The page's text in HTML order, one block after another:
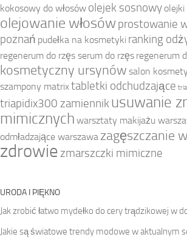
kokosowy do włosów olejek sosnowy
olejowanie włosówprostowanie
poznań pudełka na kosmetyki ranking
regenerum do rzęs serum do rzęs regenerum
kosmetyczny ursynów salon
szampony matrixtabletki odchudzające
triapidix300 zamiennikusuwanie
mimicznych warsztaty makijażu
odmładzające warszawa zagęszczanie
zdrowiezmarszczki mimiczne
URODA I PIĘKNO
Jak zrobić łatwo mydełko do cery trądzikowej w
Jakie są światowe trendy modowe w aktualnym